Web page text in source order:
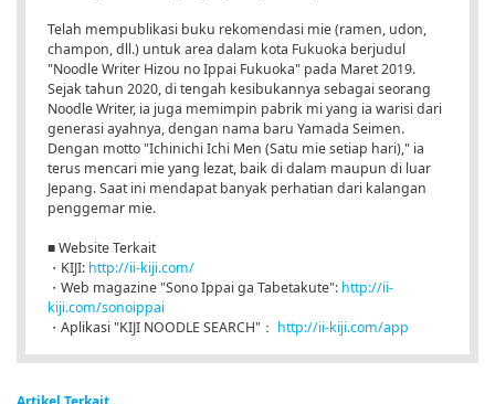
Telah mempublikasi buku rekomendasi mie (ramen, udon,
champon, dll.) untuk area dalam kota Fukuoka berjudul
"Noodle Writer Hizou no Ippai Fukuoka" pada Maret 2019.
Sejak tahun 2020, di tengah kesibukannya sebagai seorang
Noodle Writer, ia juga memimpin pabrik mi yang ia warisi dari
generasi ayahnya, dengan nama baru Yamada Seimen.
Dengan motto "Ichinichi Ichi Men (Satu mie setiap hari)," ia
terus mencari mie yang lezat, baik di dalam maupun di luar
Jepang. Saat ini mendapat banyak perhatian dari kalangan
penggemar mie.
■ Website Terkait
・KIJI: http://ii-kiji.com/
・Web magazine "Sono Ippai ga Tabetakute": http://ii-
kiji.com/sonoippai
・Aplikasi "KIJI NOODLE SEARCH"： http://ii-kiji.com/app